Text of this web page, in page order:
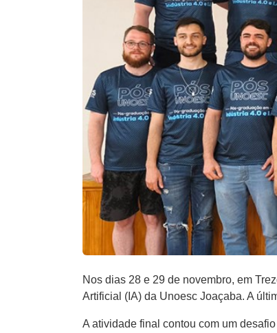
Nos dias 28 e 29 de novembro, em
Artificial (IA) da Unoesc Joaçaba. A
A atividade final contou com um